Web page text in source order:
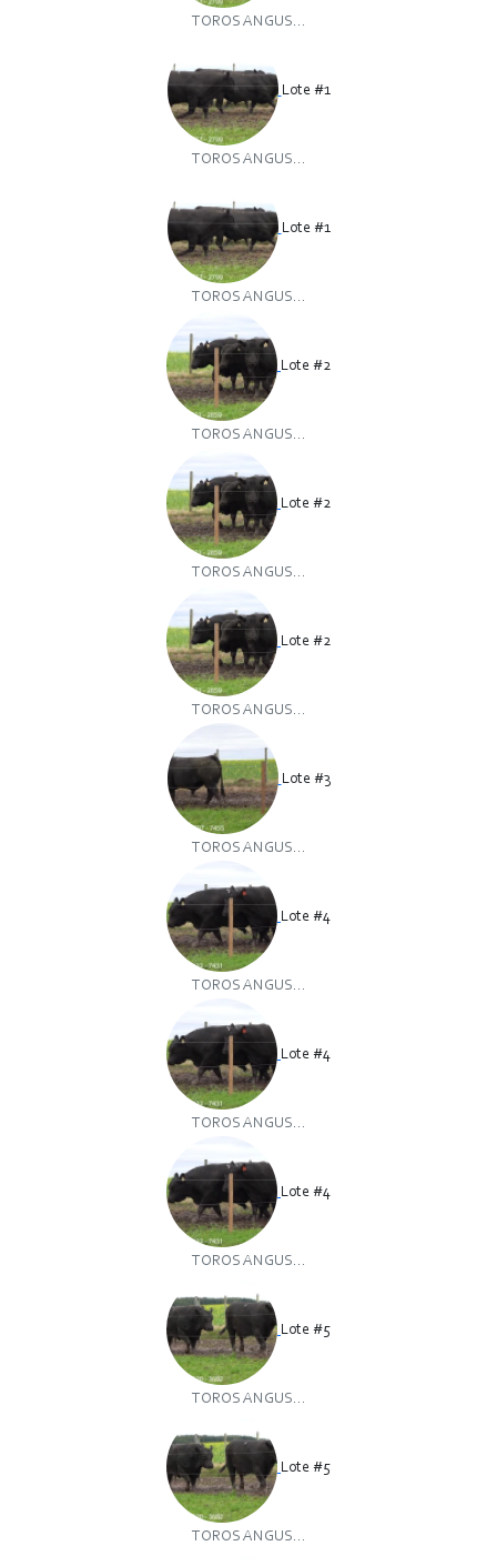
TOROS ANGUS...
Lote #1
TOROS ANGUS...
Lote #1
TOROS ANGUS...
Lote #2
TOROS ANGUS...
Lote #2
TOROS ANGUS...
Lote #2
TOROS ANGUS...
Lote #3
TOROS ANGUS...
Lote #4
TOROS ANGUS...
Lote #4
TOROS ANGUS...
Lote #4
TOROS ANGUS...
Lote #5
TOROS ANGUS...
Lote #5
TOROS ANGUS...